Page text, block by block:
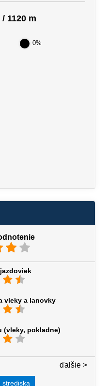
/ 1120 m
0%
vleky a lanovky
(vleky, pokladne)
ďalšie >
strediska